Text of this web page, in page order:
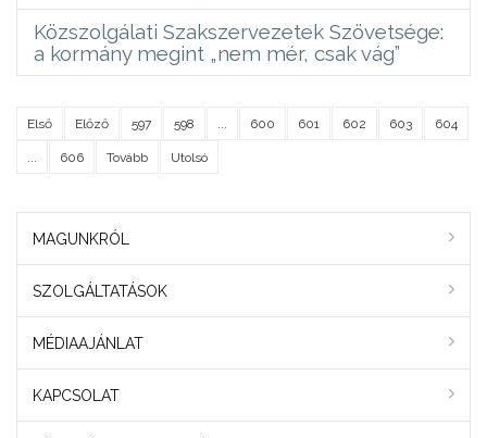
Közszolgálati Szakszervezetek Szövetsége:
a kormány megint „nem mér, csak vág”
Első Előző 597 598 600 601 602 603 604
606 Tovább Utolsó
MAGUNKRÓL
SZOLGÁLTATÁSOK
MÉDIAAJÁNLAT
KAPCSOLAT